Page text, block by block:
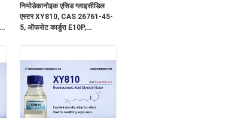
नियोडेकानोइक एसिड ग्लाइसीडिल
एस्टर XY810, CAS 26761-45-
5, ऑफसेट कार्डुरा E10P,
C13H24O3, 2,3-एपॉक्सीप्रोपाइल
नियोडेकानोएट